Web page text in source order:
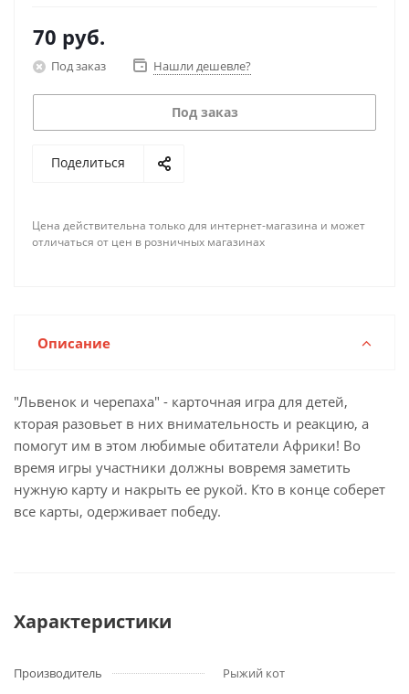
70 руб.
Под заказ Нашли дешевле?
Под заказ
Поделиться
Цена действительна только для интернет-магазина и может
отличаться от цен в розничных магазинах
Описание
"Львенок и черепаха" - карточная игра для детей,
кторая разовьет в них внимательность и реакцию, а
помогут им в этом любимые обитатели Африки! Во
время игры участники должны вовремя заметить
нужную карту и накрыть ее рукой. Кто в конце соберет
все карты, одерживает победу.
Характеристики
Производитель Рыжий кот